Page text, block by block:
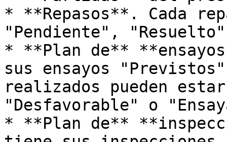
* **Repasos**. Cada
"Pendiente",
* **Plan de**
sus ensayos
realizados pueden
"Desfavorable" o
* **Plan de**